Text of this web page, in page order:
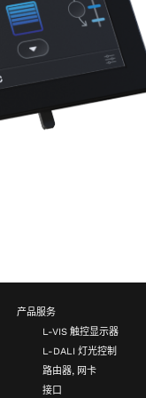
产品服务
L-VIS 触控显示器
L-DALI 灯光控制
路由器, 网卡
接口